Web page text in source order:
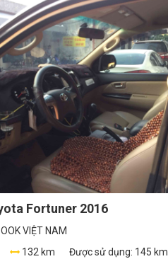
Fortuner 2016
VIỆT NAM
132 km Được sử dụng: 145 km